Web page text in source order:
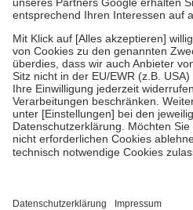
Um das Engagement der
stärken und die besondere Stellung
fallenkeine Zuzahlungenan bei:
• Kindern und Jugendlichen bis
mit Ausnahme der Fahrkosten
• Untersuchungen zur Vorsorge und
GKV getragen werden
• empfohlenen Schutzimpfungen
• Harn- und Blutteststreifen
getroffen, um sicherzustellen, dass